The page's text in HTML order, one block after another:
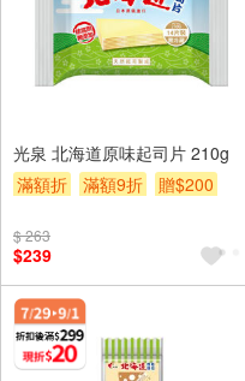
光泉 北海道原味起司片 210g
滿額折
滿額9折 贈$200
$ 263
$239